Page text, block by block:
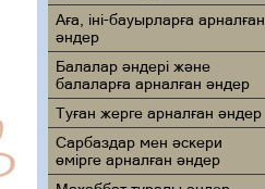
Аға, іні-бауырларға арналған
әндер
Балалар әндері және
балаларға арналған әндер
Туған жерге арналған әндер
Сарбаздар мен әскери
өмірге арналған әндер